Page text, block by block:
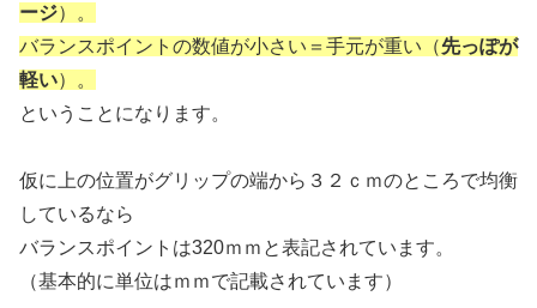
ージ）。
バランスポイントの数値が小さい＝手元が重い（先っぽが
軽い）。
ということになります。
仮に上の位置がグリップの端から３２ｃｍのところで均衡
しているなら
バランスポイントは320ｍｍと表記されています。
（基本的に単位はｍｍで記載されています）